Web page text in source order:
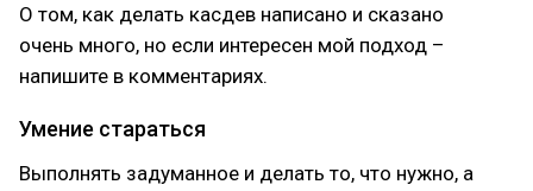
О том, как делать касдев написано и сказано
очень много, но если интересен мой подход –
напишите в комментариях.
Умение стараться
Выполнять задуманное и делать то, что нужно, а